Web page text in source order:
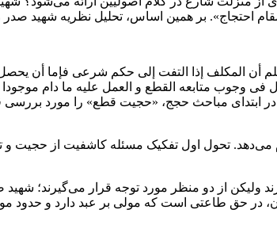
احتجاج». بر همین اساس، تحلیل نظریه شهید
أن المکلف إذا التفت إلی حکم شرعی فإما أن
متابعه القطع و العمل علیه ما دام
مباحث حجج، «حجیت قطع» را مورد بررسی
می‌دهد. تحول اول تفکیک مسئله کاشفیت از حجیت
ولیکن از دو منظر مورد توجه قرار
در حق طاعتی است که مولی بر عبد دارد و حدود